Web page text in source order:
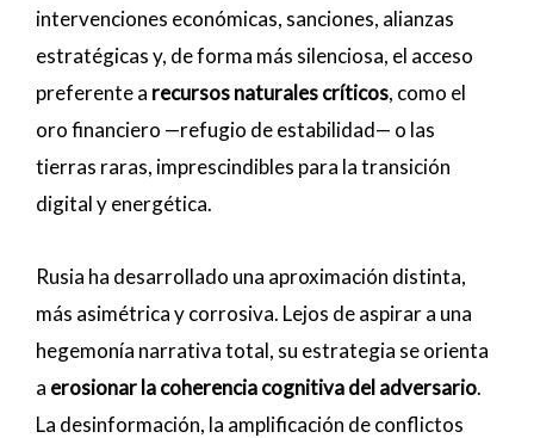
intervenciones económicas, sanciones, alianzas
estratégicas y, de forma más silenciosa, el acceso
preferente a recursos naturales críticos, como el
oro financiero —refugio de estabilidad— o las
tierras raras, imprescindibles para la transición
digital y energética.
Rusia ha desarrollado una aproximación distinta,
más asimétrica y corrosiva. Lejos de aspirar a una
hegemonía narrativa total, su estrategia se orienta
a erosionar la coherencia cognitiva del adversario.
La desinformación, la amplificación de conflictos